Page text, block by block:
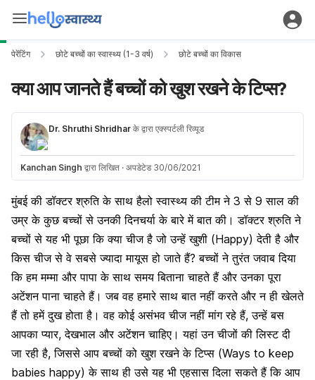
पेरेंटिंग छोटे बच्चों का स्वास्थ्य (1-3 वर्ष) छोटे बच्चों का विकास
क्या आप जानते हैं बच्चों को खुश रखने के टिप्स?
Dr. Shruthi Shridhar के द्वारा एक्स्पर्टली रिव्यूड
Kanchan Singh द्वारा लिखित · अपडेटेड 30/06/2021
मुंबई की डॉक्टर श्रुति के साथ हैलो स्वास्थ्य की टीम ने 3 से 9 साल की
उम्र के कुछ बच्चों से उनकी दिनचर्या के बारे में बात की। डॉक्टर श्रुति ने
बच्चों से यह भी पूछा कि क्या चीज है जो उन्हें खुशी (Happy) देती है और
किस चीज से वे सबसे ज्यादा मायूस हो जाते हैं? बच्चों ने तुरंत जवाब दिया
कि हम मम्मा और पापा के साथ समय बिताना चाहते हैं और उनका पूरा
अटेंशन पाना चाहते हैं। जब वह हमारे साथ बात नहीं करते और न ही खेलते
हैं तो हमें दुख होता है। वह कोई असंभव चीज नहीं मांग रहे हैं, उन्हें बस
आपका प्यार, देखभाल और अटेंशन चाहिए। यहां उन चीजों की लिस्ट दी
जा रही है, जिससे आप बच्चों को खुश रखने के टिप्स (Ways to keep
babies happy) के साथ ही उसे यह भी एहसास दिला सकते हैं कि आप